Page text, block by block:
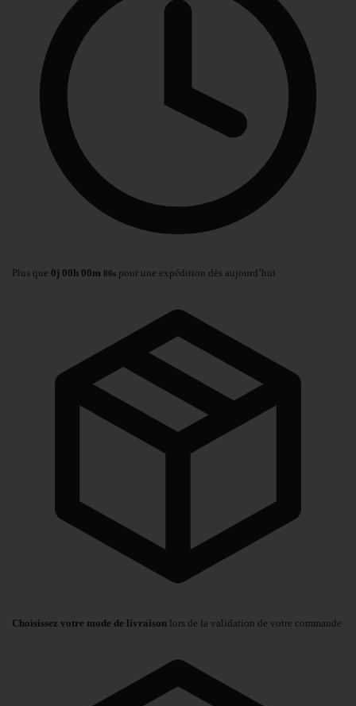
Plus que 0j 00h 00m 00s pour une expédition dès aujourd’hui
Choisissez votre mode de livraison lors de la validation de votre commande